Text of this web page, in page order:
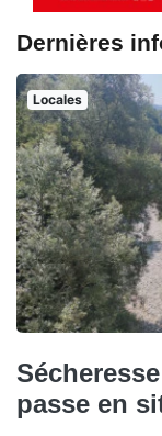
Dernières
Locales
passe en